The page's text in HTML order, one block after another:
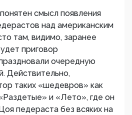
смысл появления
над американским
там, видимо, заранее
приговор
очередную
Действительно,
таких «шедевров» как
и «Лето», где он
педераста без всяких на